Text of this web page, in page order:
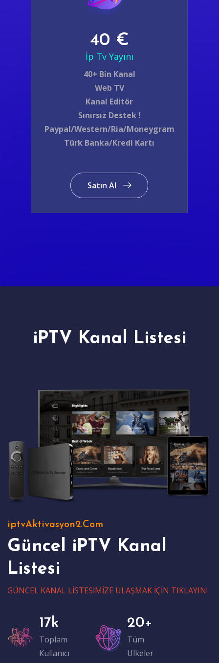
40 €
İp Tv Yayını
40+ Bin Kanal
Web TV
Kanal Editör
Sınırsız Destek !
Paypal/Western/Ria/Moneygram
Türk Banka/Kredi Kartı
Satın Al
iPTV Kanal Listesi
iptvAktivasyon2.Com
Güncel iPTV Kanal
Listesi
GÜNCEL KANAL LİSTESİMİZE ULAŞMAK İÇİN TIKLAYIN!
17k
Toplam
Kullanıcı
20+
Tüm
Ülkeler